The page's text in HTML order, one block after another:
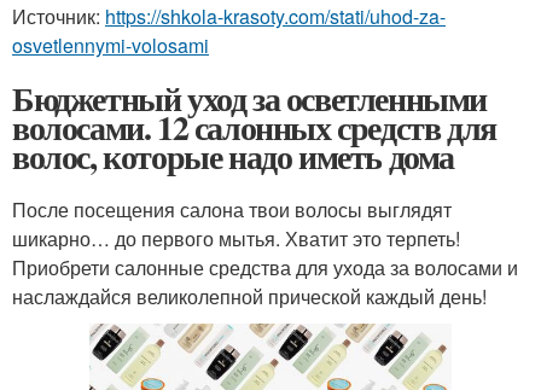
Источник: https://shkola-krasoty.com/stati/uhod-za-
osvetlennymi-volosami
Бюджетный уход за осветленными
волосами. 12 салонных средств для
волос, которые надо иметь дома
После посещения салона твои волосы выглядят
шикарно… до первого мытья. Хватит это терпеть!
Приобрети салонные средства для ухода за волосами и
наслаждайся великолепной прической каждый день!